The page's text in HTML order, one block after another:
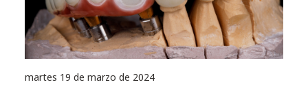
martes 19 de marzo de 2024